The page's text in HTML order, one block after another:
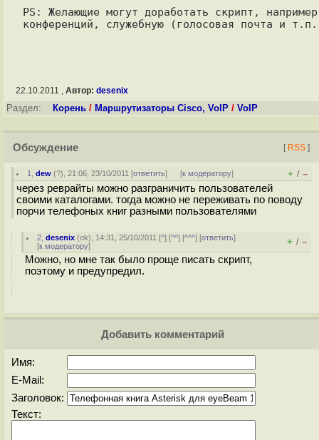
PS: Желающие могут доработать скрипт,
22.10.2011 , Автор: desenix
Раздел: Корень / Маршрутизаторы Cisco, VoIP / VoIP
Обсуждение [ RSS ]
1 ,dew (?), 21:06, 23/10/2011 [ответить] [к модератору] + / –
через реврайты можно разграничить пользователей
своими каталогами. тогда можно не переживать по поводу
порчи телефоных книг разными пользователями
2 ,desenix (ok), 14:31, 25/10/2011 [^] [^^] [^^^] [ответить]
[к модератору] + / –
Можно, но мне так было проще писать скрипт,
поэтому и предупредил.
Добавить комментарий
Имя:
E-Mail:
Заголовок:
Текст: